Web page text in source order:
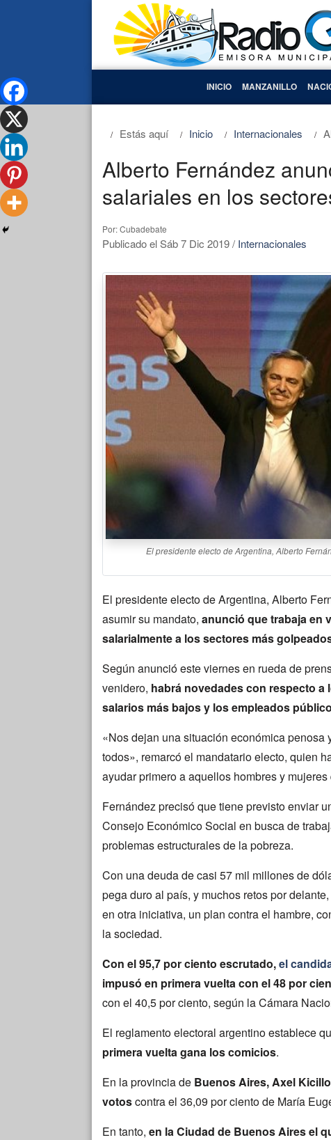
INICIO MANZANILLO
Estás aquí Inicio Internacionales
Alberto Fernández
salariales en los
Por: Cubadebate
Publicado el Sáb 7 Dic 2019/ Internacionales
El presidente electo de Argentina, Alberto
El presidente electo de Argentina, Alberto
asumir su mandato, anunció que trabaja en
salarialmente a los sectores más
Según anunció este viernes en rueda de
venidero, habrá novedades con respecto
salarios más bajos y los empleados
«Nos dejan una situación económica
todos», remarcó el mandatario electo, quien
ayudar primero a aquellos hombres y
Fernández precisó que tiene previsto enviar
Consejo Económico Social en busca de
problemas estructurales de la pobreza.
Con una deuda de casi 57 mil millones de
pega duro al país, y muchos retos por
en otra iniciativa, un plan contra el hambre,
la sociedad.
Con el 95,7 por ciento escrutado,el
impusó en primera vuelta con el 48 por
con el 40,5 por ciento, según la Cámara
El reglamento electoral argentino establece
primera vuelta gana los comicios.
En la provincia de Buenos Aires, Axel
votoscontra el 36,09 por ciento de María
En tanto, en la Ciudad de Buenos Aires el